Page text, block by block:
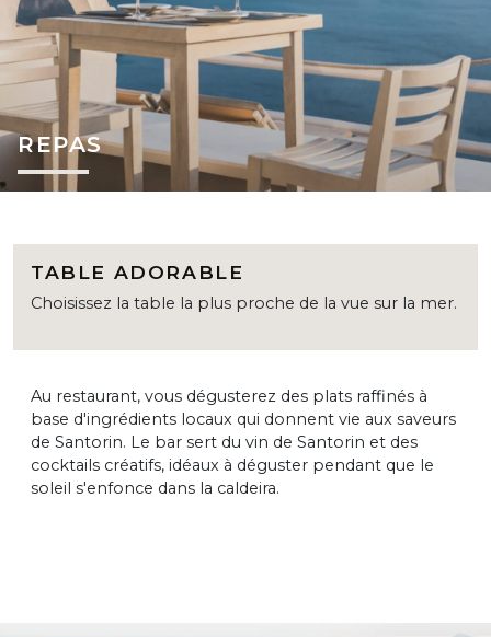
REPAS
TABLE ADORABLE
Choisissez la table la plus proche de la vue sur la mer.
Au restaurant, vous dégusterez des plats raffinés à
base d'ingrédients locaux qui donnent vie aux saveurs
de Santorin. Le bar sert du vin de Santorin et des
cocktails créatifs, idéaux à déguster pendant que le
soleil s'enfonce dans la caldeira.